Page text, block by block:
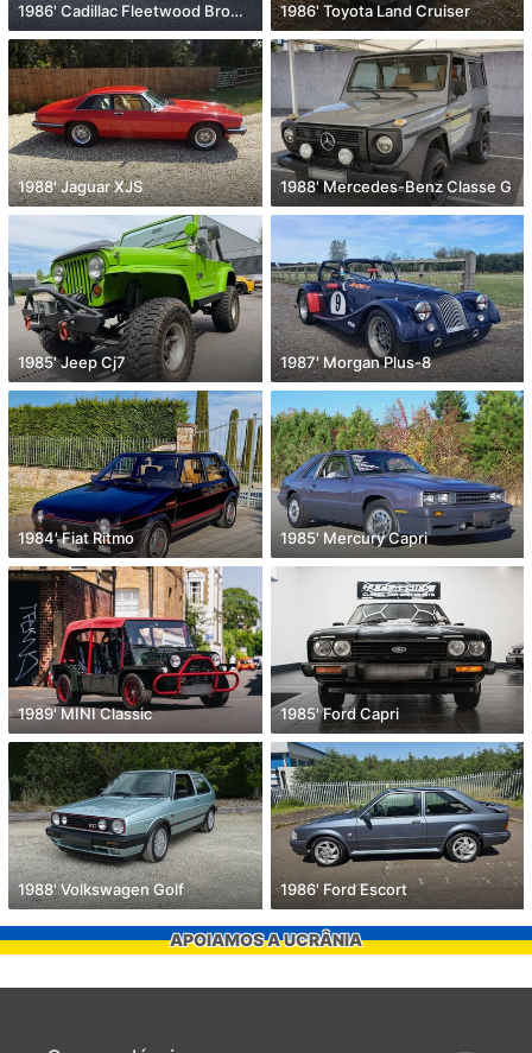
1986' Cadillac Fleetwood Brougham 1986' Toyota Land Cruiser
1988' Jaguar XJS 1988' Mercedes-Benz Classe G
1985' Jeep Cj7 1987' Morgan Plus-8
1984' Fiat Ritmo 1985' Mercury Capri
1989' MINI Classic 1985' Ford Capri
1988' Volkswagen Golf 1986' Ford Escort
APOIAMOS A UCRÂNIA